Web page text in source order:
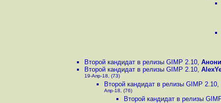
Второй кандидат в релизы GIMP 2.10,
Второй кандидат в релизы GIMP 2.10,
19-Апр-18, (73)
Второй кандидат в релизы GIMP 2.10,
Апр-18, (76)
Второй кандидат в релизы